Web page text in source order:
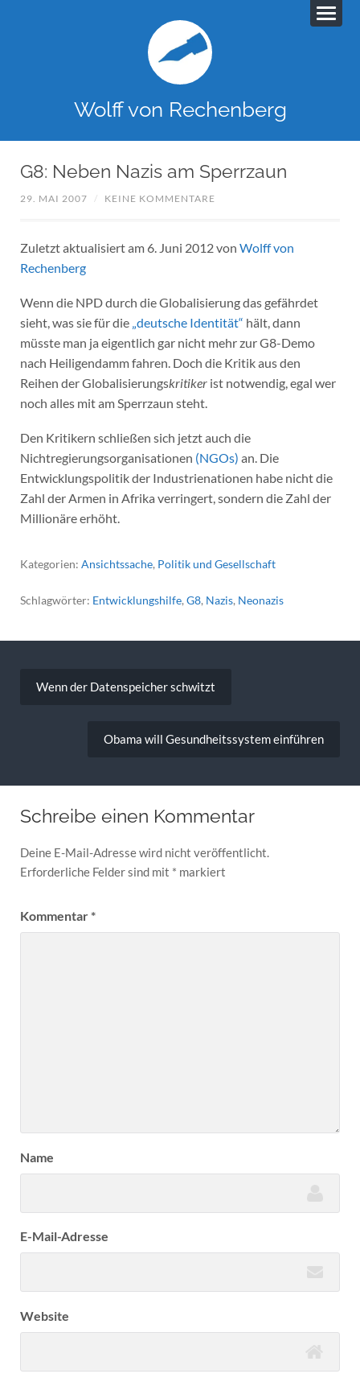
Wolff von Rechenberg
G8: Neben Nazis am Sperrzaun
29. MAI 2007 / KEINE KOMMENTARE
Zuletzt aktualisiert am 6. Juni 2012 von Wolff von
Rechenberg
Wenn die NPD durch die Globalisierung das gefährdet
sieht, was sie für die „deutsche Identität“ hält, dann
müsste man ja eigentlich gar nicht mehr zur G8-Demo
nach Heiligendamm fahren. Doch die Kritik aus den
Reihen der Globalisierungskritikerist notwendig, egal wer
noch alles mit am Sperrzaun steht.
Den Kritikern schließen sich jetzt auch die
Nichtregierungsorganisationen (NGOs) an. Die
Entwicklungspolitik der Industrienationen habe nicht die
Zahl der Armen in Afrika verringert, sondern die Zahl der
Millionäre erhöht.
Kategorien: Ansichtssache, Politik und Gesellschaft
Schlagwörter: Entwicklungshilfe, G8, Nazis, Neonazis
Wenn der Datenspeicher schwitzt
Obama will Gesundheitssystem einführen
Schreibe einen Kommentar
Deine E-Mail-Adresse wird nicht veröffentlicht.
Erforderliche Felder sind mit * markiert
Kommentar*
Name
E-Mail-Adresse
Website